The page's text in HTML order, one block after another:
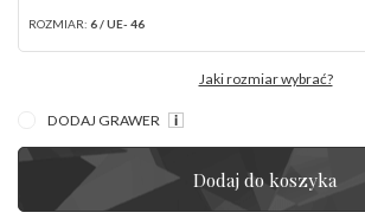
ROZMIAR: 6 / UE- 46
Jaki rozmiar wybrać?
DODAJ GRAWER
Dodaj do koszyka